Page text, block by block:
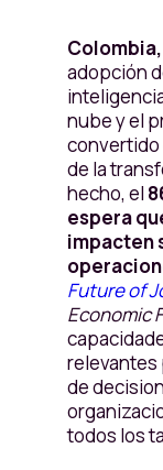
Colombia,
adopción
nube y el
convertido
de la
hecho, el
espera
impacten
Future of
Economic
relevantes
de
todos los